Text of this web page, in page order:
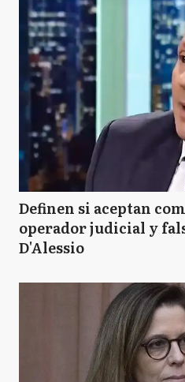
Definen si aceptan
operador judicial y
D'Alessio